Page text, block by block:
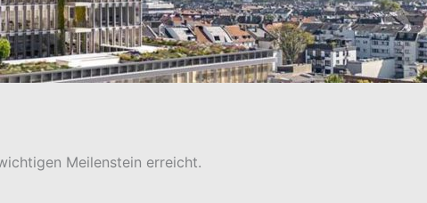
Meilenstein erreicht.